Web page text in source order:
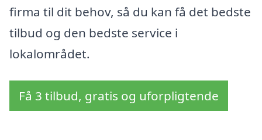
firma til dit behov, så du kan få det bedste
tilbud og den bedste service i
lokalområdet.
Få 3 tilbud, gratis og uforpligtende